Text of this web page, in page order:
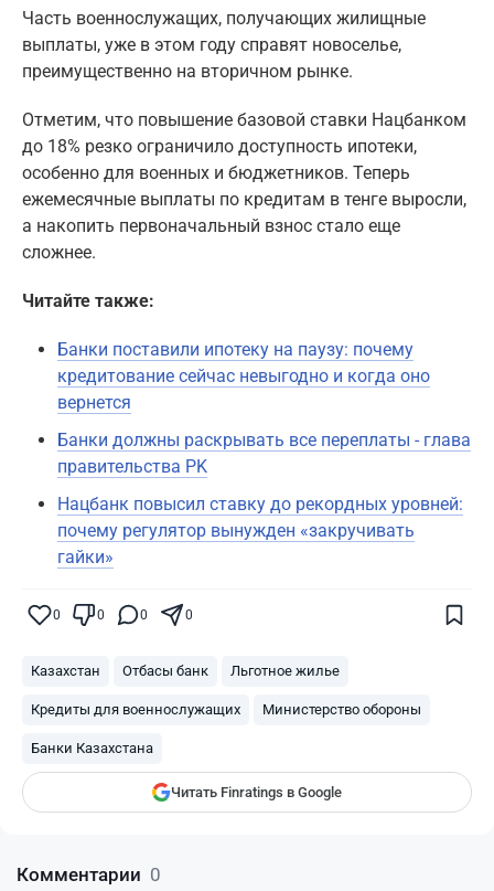
Часть военнослужащих, получающих жилищные
выплаты, уже в этом году справят новоселье,
преимущественно на вторичном рынке.
Отметим, что повышение базовой ставки Нацбанком
до 18% резко ограничило доступность ипотеки,
особенно для военных и бюджетников. Теперь
ежемесячные выплаты по кредитам в тенге выросли,
а накопить первоначальный взнос стало еще
сложнее.
Читайте также:
Банки поставили ипотеку на паузу: почему
кредитование сейчас невыгодно и когда оно
вернется
Банки должны раскрывать все переплаты - глава
правительства PK
Нацбанк повысил ставку до рекордных уровней:
почему регулятор вынужден «закручивать
гайки»
0 0 0 0
Казахстан Отбасы банк Льготное жилье
Кредиты для военнослужащих Министерство обороны
Банки Казахстана
Читать Finratings в Google
— и наши материалы будут чаще
Finratings
Комментарии 0